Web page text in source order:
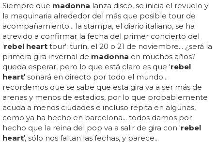
Siempre que madonna lanza disco, se inicia el revuelo y
la maquinaria alrededor del más que posible tour de
acompañamiento... la stampa, el diario italiano, se ha
atrevido a confirmar la fecha del primer concierto del
'rebel heart tour': turín, el 20 o 21 de noviembre... ¿será la
primera gira invernal de madonna en muchos años?
queda esperar, pero lo que está claro es que 'rebel
heart' sonará en directo por todo el mundo...
recordemos que se sabe que esta gira va a ser más de
arenas y menos de estadios, por lo que probablemente
acuda a menos ciudades e incluso repita en algunas,
como ya ha hecho en barcelona... todos damos por
hecho que la reina del pop va a salir de gira con 'rebel
heart', sólo nos faltan las fechas, y parece...